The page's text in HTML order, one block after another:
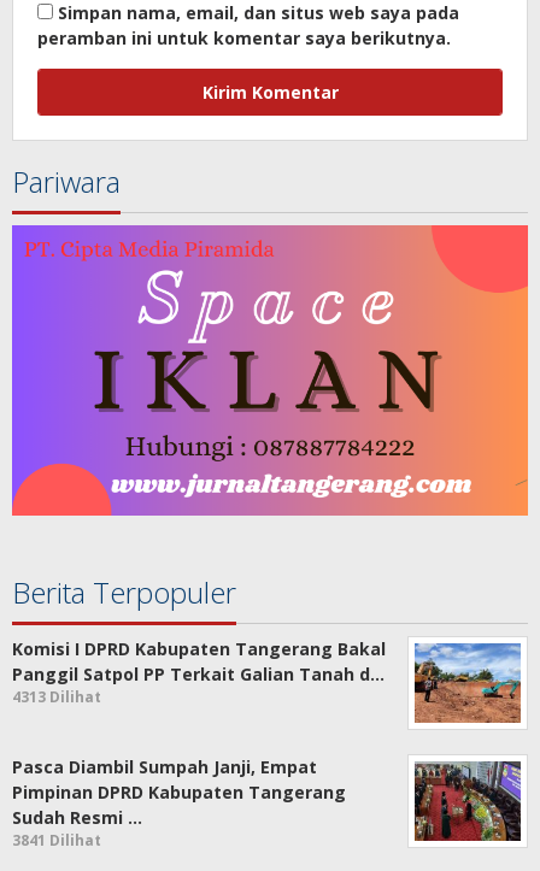
Simpan nama, email, dan situs web saya pada
peramban ini untuk komentar saya berikutnya.
Pariwara
Berita Terpopuler
Komisi I DPRD Kabupaten Tangerang Bakal
Panggil Satpol PP Terkait Galian Tanah d…
4313 Dilihat
Pasca Diambil Sumpah Janji, Empat
Pimpinan DPRD Kabupaten Tangerang
Sudah Resmi …
3841 Dilihat